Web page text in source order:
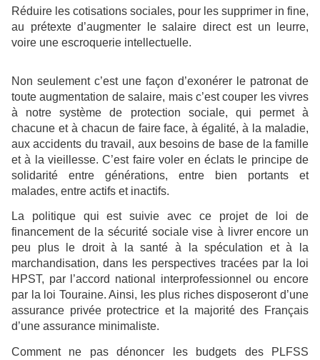
Réduire les cotisations sociales, pour les supprimer in fine,
au prétexte d’augmenter le salaire direct est un leurre,
voire une escroquerie intellectuelle.
Non seulement c’est une façon d’exonérer le patronat de
toute augmentation de salaire, mais c’est couper les vivres
à notre système de protection sociale, qui permet à
chacune et à chacun de faire face, à égalité, à la maladie,
aux accidents du travail, aux besoins de base de la famille
et à la vieillesse. C’est faire voler en éclats le principe de
solidarité entre générations, entre bien portants et
malades, entre actifs et inactifs.
La politique qui est suivie avec ce projet de loi de
financement de la sécurité sociale vise à livrer encore un
peu plus le droit à la santé à la spéculation et à la
marchandisation, dans les perspectives tracées par la loi
HPST, par l’accord national interprofessionnel ou encore
par la loi Touraine. Ainsi, les plus riches disposeront d’une
assurance privée protectrice et la majorité des Français
d’une assurance minimaliste.
Comment ne pas dénoncer les budgets des PLFSS